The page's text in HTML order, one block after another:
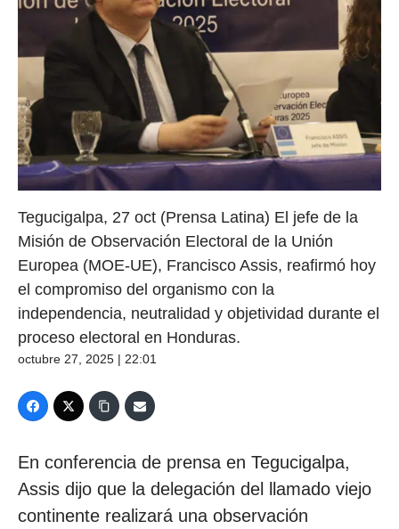
Tegucigalpa, 27 oct (Prensa Latina) El jefe de la
Misión de Observación Electoral de la Unión
Europea (MOE-UE), Francisco Assis, reafirmó hoy
el compromiso del organismo con la
independencia, neutralidad y objetividad durante el
proceso electoral en Honduras.
octubre 27, 2025 | 22:01
En conferencia de prensa en Tegucigalpa,
Assis dijo que la delegación del llamado viejo
continente realizará una observación